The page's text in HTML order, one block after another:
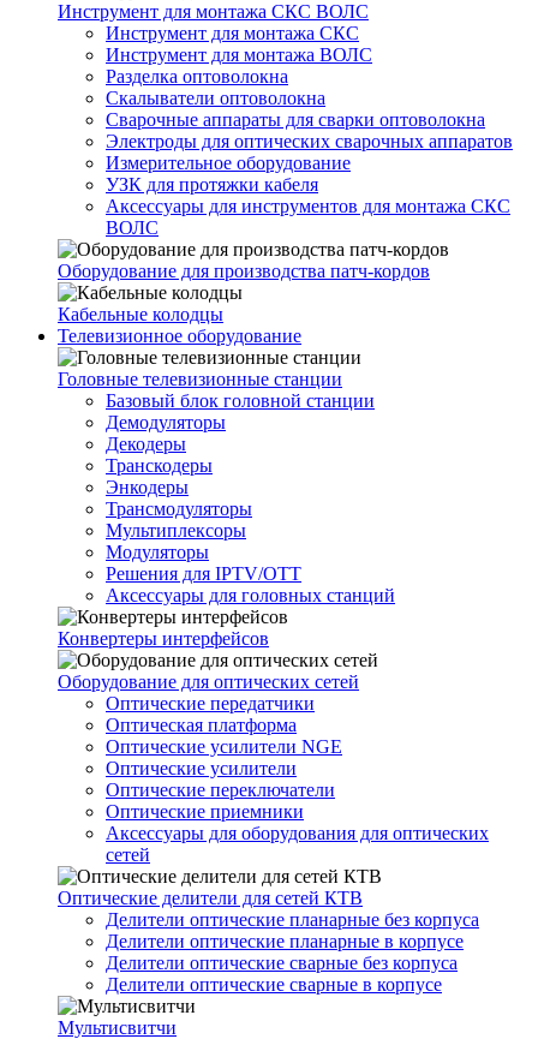
Инструмент для монтажа СКС ВОЛС
Инструмент для монтажа СКС
Инструмент для монтажа ВОЛС
Разделка оптоволокна
Скалыватели оптоволокна
Сварочные аппараты для сварки оптоволокна
Электроды для оптических сварочных аппаратов
Измерительное оборудование
УЗК для протяжки кабеля
Аксессуары для инструментов для монтажа СКС
ВОЛС
Оборудование для производства патч-кордов
Кабельные колодцы
Телевизионное оборудование
Головные телевизионные станции
Базовый блок головной станции
Демодуляторы
Декодеры
Транскодеры
Энкодеры
Трансмодуляторы
Мультиплексоры
Модуляторы
Решения для IPTV/OTT
Аксессуары для головных станций
Конвертеры интерфейсов
Оборудование для оптических сетей
Оптические передатчики
Оптическая платформа
Оптические усилители NGE
Оптические усилители
Оптические переключатели
Оптические приемники
Аксессуары для оборудования для оптических
сетей
Оптические делители для сетей КТВ
Делители оптические планарные без корпуса
Делители оптические планарные в корпусе
Делители оптические сварные без корпуса
Делители оптические сварные в корпусе
Мультисвитчи